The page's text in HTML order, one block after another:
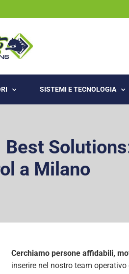
SISTEMI E TECNOLOGIA
Best
a Milano
Cerchiamo persone affidabili,
inserire nel nostro team